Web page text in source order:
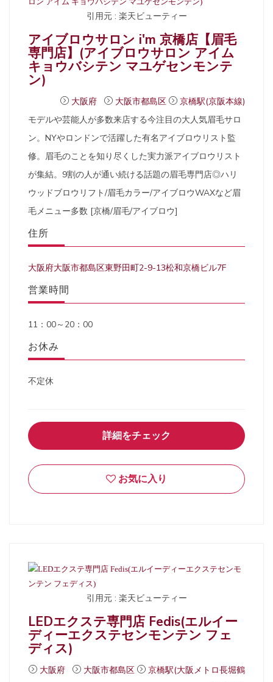
引用元 : 楽天ビューティー
アイブロウサロン i'm 京橋店【眉毛
専門店】(アイブロウサロン アイム
キョウバシテン マユゲセンモンテ
ン)
大阪府 大阪市都島区
京橋駅(京阪本線)
モデルや芸能人が多数来店する今注目の大人気眉毛サロ
ン。NYやロンドンで活躍した有名アイブロウリスト監
修。眉毛のことを知り尽くした実力派アイブロウリスト
が集結。9割の人が通い続ける話題の眉毛専門店◎ハリ
ウッドブロウリフト/眉毛カラー/アイブロウWAXなど眉
毛メニュー多数 [京橋/眉毛/アイブロウ]
住所
大阪府大阪市都島区東野田町2-9-13松和京橋ビル7F
営業時間
11：00～20：00
お休み
不定休
詳細をチェック
お気に入り
引用元 : 楽天ビューティー
LEDエクステ専門店 Fedis(エルイー
ディーエクステセンモンテン フェ
ディス)
大阪府 大阪市都島区
京橋駅(大阪メトロ長堀鶴